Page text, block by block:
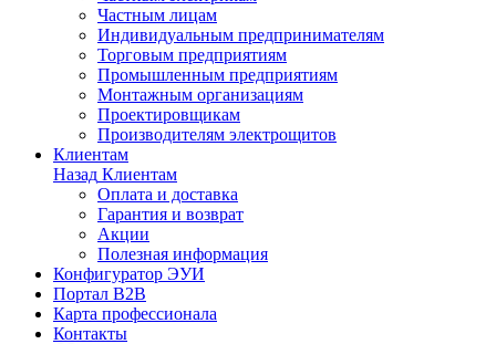
Частным лицам
Индивидуальным предпринимателям
Торговым предприятиям
Промышленным предприятиям
Монтажным организациям
Проектировщикам
Производителям электрощитов
Клиентам
Назад Клиентам
Оплата и доставка
Гарантия и возврат
Акции
Полезная информация
Конфигуратор ЭУИ
Портал B2B
Карта профессионала
Контакты